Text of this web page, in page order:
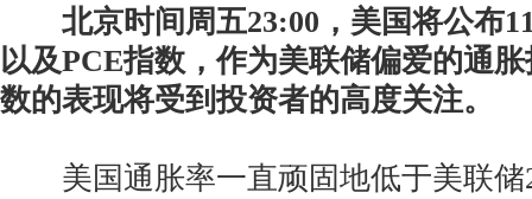
北京时间周五23:00，美国将公布
以及PCE指数，作为美联储偏爱的通
数的表现将受到投资者的高度关注。
美国通胀率一直顽固地低于美联储